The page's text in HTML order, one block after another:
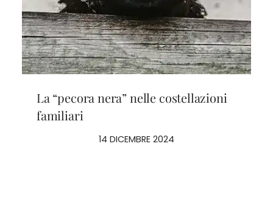
La “pecora nera” nelle costellazioni
familiari
14 DICEMBRE 2024